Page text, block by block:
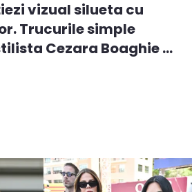
vizual silueta cu
Trucurile simple
Cezara Boaghie ...